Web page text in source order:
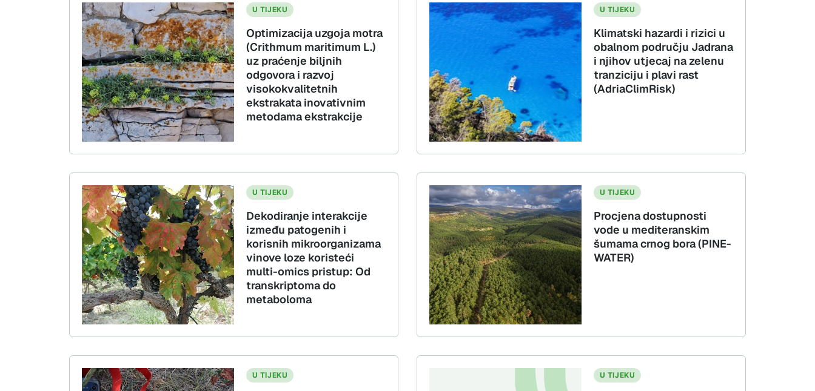
U TIJEKU
Optimizacija uzgoja motra
(Crithmum maritimum L.)
uz praćenje biljnih
odgovora i razvoj
visokokvalitetnih
ekstrakata inovativnim
metodama ekstrakcije
U TIJEKU
Klimatski hazardi i rizici u
obalnom području Jadrana
i njihov utjecaj na zelenu
tranziciju i plavi rast
(AdriaClimRisk)
U TIJEKU
Dekodiranje interakcije
između patogenih i
korisnih mikroorganizama
vinove loze koristeći
multi-omics pristup: Od
transkriptoma do
metaboloma
U TIJEKU
Procjena dostupnosti
vode u mediteranskim
šumama crnog bora (PINE-
WATER)
U TIJEKU U TIJEKU